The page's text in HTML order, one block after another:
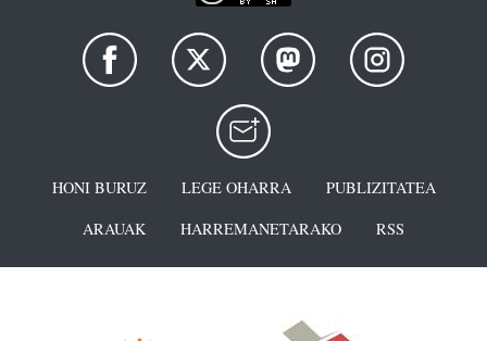
HONI BURUZ LEGE OHARRA
PUBLIZITATEA
ARAUAK
HARREMANETARAKO RSS